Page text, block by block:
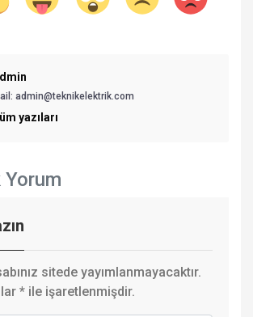
admin@teknikelektrik.com
yazıları
sitede yayımlanmayacaktır.
* ile işaretlenmişdir.